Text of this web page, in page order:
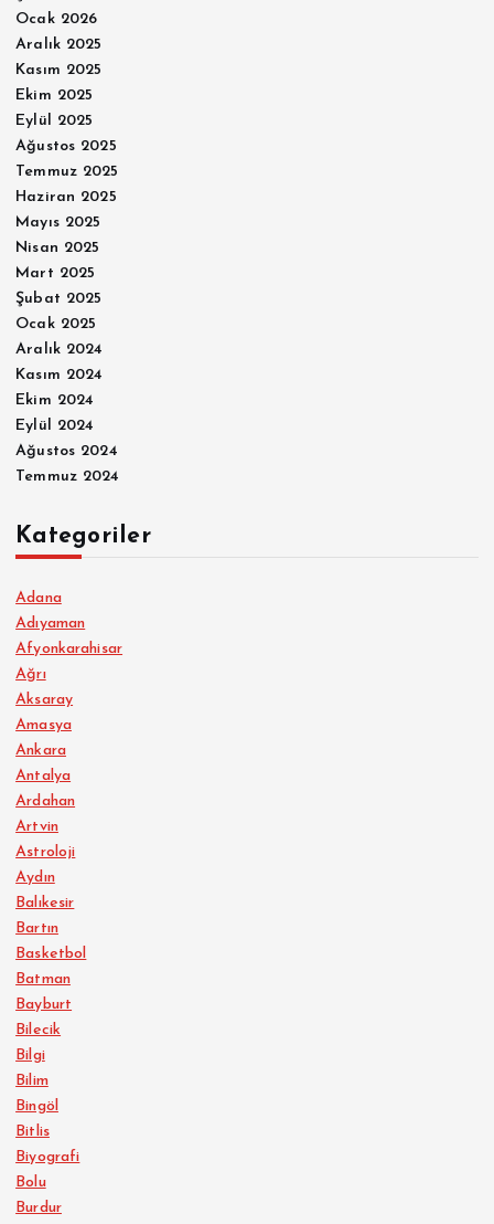
Ocak 2026
Aralık 2025
Kasım 2025
Ekim 2025
Eylül 2025
Ağustos 2025
Temmuz 2025
Haziran 2025
Mayıs 2025
Nisan 2025
Mart 2025
Şubat 2025
Ocak 2025
Aralık 2024
Kasım 2024
Ekim 2024
Eylül 2024
Ağustos 2024
Temmuz 2024
Kategoriler
Adana
Adıyaman
Afyonkarahisar
Ağrı
Aksaray
Amasya
Ankara
Antalya
Ardahan
Artvin
Astroloji
Aydın
Balıkesir
Bartın
Basketbol
Batman
Bayburt
Bilecik
Bilgi
Bilim
Bingöl
Bitlis
Biyografi
Bolu
Burdur